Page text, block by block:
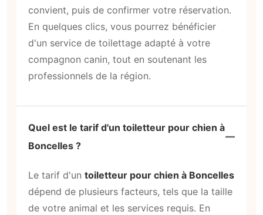
convient, puis de confirmer votre réservation.
En quelques clics, vous pourrez bénéficier
d'un service de toilettage adapté à votre
compagnon canin, tout en soutenant les
professionnels de la région.
Quel est le tarif d'un toiletteur pour chien à
Boncelles ?
Le tarif d'un toiletteur pour chien à Boncelles
dépend de plusieurs facteurs, tels que la taille
de votre animal et les services requis. En